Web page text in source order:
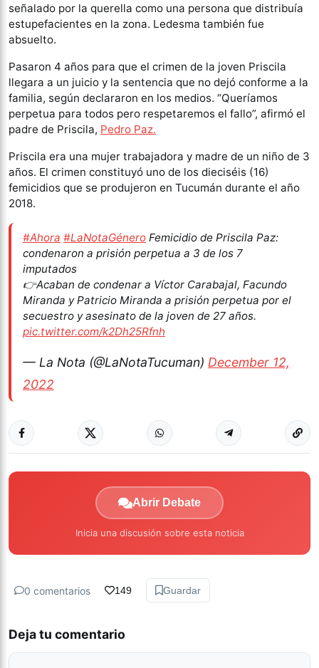
señalado por la querella como una persona que distribuía
estupefacientes en la zona. Ledesma también fue
absuelto.
Pasaron 4 años para que el crimen de la joven Priscila
llegara a un juicio y la sentencia que no dejó conforme a la
familia, según declararon en los medios. “Queríamos
perpetua para todos pero respetaremos el fallo”, afirmó el
padre de Priscila, Pedro Paz.
Priscila era una mujer trabajadora y madre de un niño de 3
años. El crimen constituyó uno de los dieciséis (16)
femicidios que se produjeron en Tucumán durante el año
2018.
#Ahora #LaNotaGénero Femicidio de Priscila Paz:
condenaron a prisión perpetua a 3 de los 7
imputados
👉Acaban de condenar a Víctor Carabajal, Facundo
Miranda y Patricio Miranda a prisión perpetua por el
secuestro y asesinato de la joven de 27 años.
pic.twitter.com/k2Dh25Rfnh
— La Nota (@LaNotaTucuman) December 12,
2022
Abrir Debate
Inicia una discusión sobre esta noticia
0 comentarios 149 Guardar
Deja tu comentario